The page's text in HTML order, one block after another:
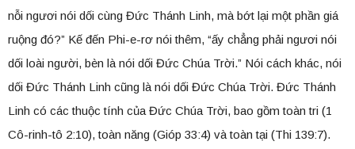
nỗi ngươi nói dối cùng Đức Thánh Linh, mà bớt lại một phần giá
ruộng đó?” Kế đến Phi-e-rơ nói thêm, “ấy chẳng phải ngươi nói
dối loài người, bèn là nói dối Đức Chúa Trời.” Nói cách khác, nói
dối Đức Thánh Linh cũng là nói dối Đức Chúa Trời. Đức Thánh
Linh có các thuộc tính của Đức Chúa Trời, bao gồm toàn tri (1
Cô-rinh-tô 2:10), toàn năng (Gióp 33:4) và toàn tại (Thi 139:7).